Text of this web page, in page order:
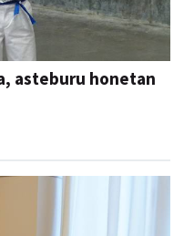
asteburu honetan